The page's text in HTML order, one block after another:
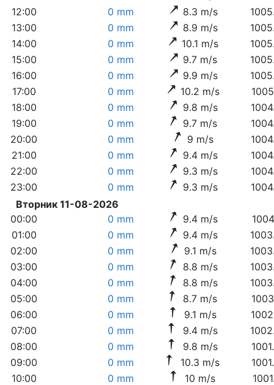
12:00
0 mm 8.3 m/s
13:00
0 mm 8.9 m/s
14:00
0 mm 10.1 m/s
15:00
0 mm 9.7 m/s
16:00
0 mm 9.9 m/s
17:00
0 mm 10.2 m/s
18:00
0 mm 9.8 m/s
19:00
0 mm 9.7 m/s
20:00
0 mm 9 m/s
21:00
0 mm 9.4 m/s
22:00
0 mm 9.3 m/s
23:00
0 mm 9.3 m/s
Вторник 11-08-2026
00:00
0 mm 9.4 m/s
01:00
0 mm 9.4 m/s
02:00
0 mm 9.1 m/s
03:00
0 mm 8.8 m/s
04:00
0 mm 8.8 m/s
05:00
0 mm 8.7 m/s
06:00
0 mm 9.1 m/s
07:00
0 mm 9.4 m/s
08:00
0 mm 9.8 m/s
09:00
0 mm 10.3 m/s
10:00
0 mm 10 m/s